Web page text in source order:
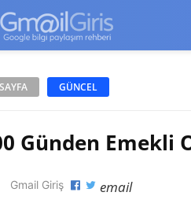
GÜNCEL
Günden Emekli
Gmail Giriş email